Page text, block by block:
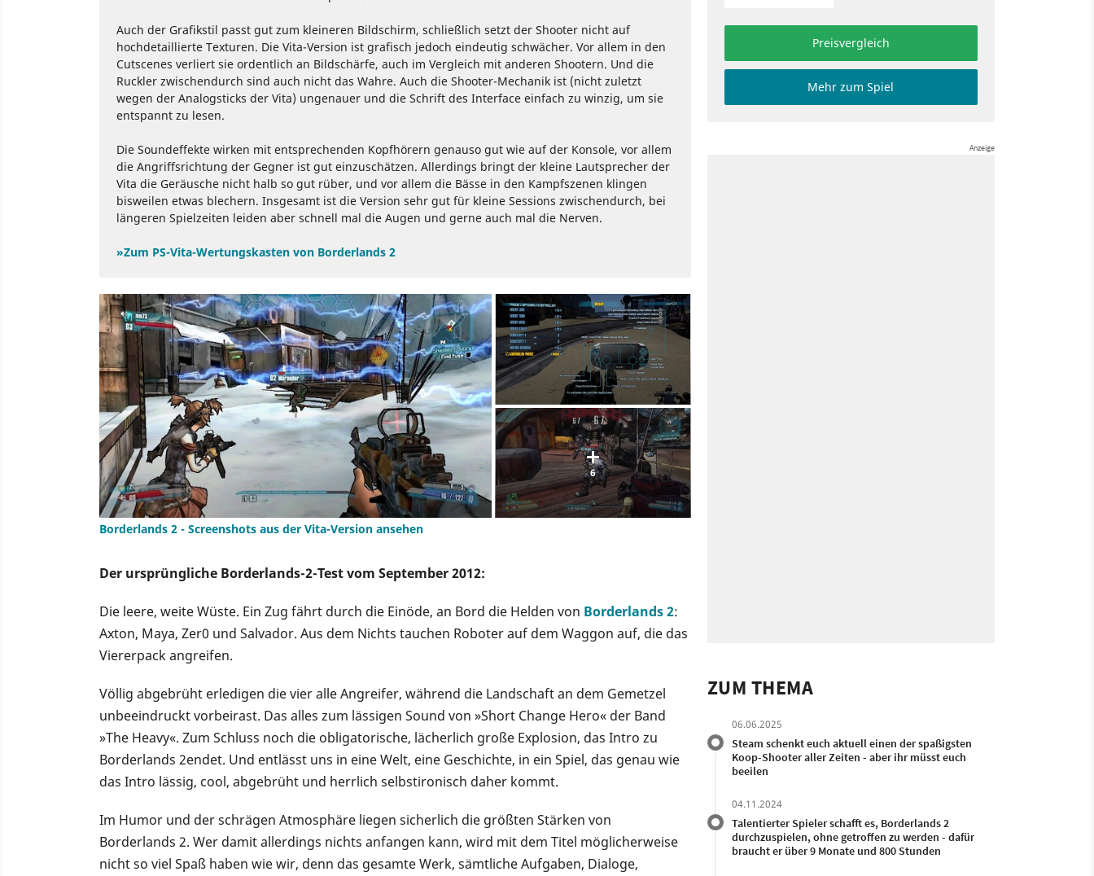
Auch der Grafikstil passt gut zum kleineren Bildschirm, schließlich setzt der Shooter nicht auf
hochdetaillierte Texturen. Die Vita-Version ist grafisch jedoch eindeutig schwächer. Vor allem in den
Cutscenes verliert sie ordentlich an Bildschärfe, auch im Vergleich mit anderen Shootern. Und die
Ruckler zwischendurch sind auch nicht das Wahre. Auch die Shooter-Mechanik ist (nicht zuletzt
wegen der Analogsticks der Vita) ungenauer und die Schrift des Interface einfach zu winzig, um sie
entspannt zu lesen.
Die Soundeffekte wirken mit entsprechenden Kopfhörern genauso gut wie auf der Konsole, vor allem
die Angriffsrichtung der Gegner ist gut einzuschätzen. Allerdings bringt der kleine Lautsprecher der
Vita die Geräusche nicht halb so gut rüber, und vor allem die Bässe in den Kampfszenen klingen
bisweilen etwas blechern. Insgesamt ist die Version sehr gut für kleine Sessions zwischendurch, bei
längeren Spielzeiten leiden aber schnell mal die Augen und gerne auch mal die Nerven.
»Zum PS-Vita-Wertungskasten von Borderlands 2
6
Borderlands 2 - Screenshots aus der Vita-Version ansehen
Der ursprüngliche Borderlands-2-Test vom September 2012:
Die leere, weite Wüste. Ein Zug fährt durch die Einöde, an Bord die Helden von Borderlands 2:
Axton, Maya, Zer0 und Salvador. Aus dem Nichts tauchen Roboter auf dem Waggon auf, die das
Viererpack angreifen.
Völlig abgebrüht erledigen die vier alle Angreifer, während die Landschaft an dem Gemetzel
unbeeindruckt vorbeirast. Das alles zum lässigen Sound von »Short Change Hero« der Band
»The Heavy«. Zum Schluss noch die obligatorische, lächerlich große Explosion, das Intro zu
Borderlands 2endet. Und entlässt uns in eine Welt, eine Geschichte, in ein Spiel, das genau wie
das Intro lässig, cool, abgebrüht und herrlich selbstironisch daher kommt.
Im Humor und der schrägen Atmosphäre liegen sicherlich die größten Stärken von
Borderlands 2. Wer damit allerdings nichts anfangen kann, wird mit dem Titel möglicherweise
nicht so viel Spaß haben wie wir, denn das gesamte Werk, sämtliche Aufgaben, Dialoge,
Preisvergleich
Mehr zum Spiel
ZUM THEMA
06.06.2025
Steam schenkt euch aktuell einen der spaßigsten
Koop-Shooter aller Zeiten - aber ihr müsst euch
beeilen
04.11.2024
Talentierter Spieler schafft es, Borderlands 2
durchzuspielen, ohne getroffen zu werden - dafür
braucht er über 9 Monate und 800 Stunden